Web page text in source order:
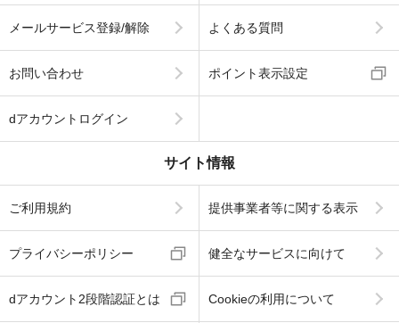
メールサービス登録/解除 よくある質問
お問い合わせ ポイント表示設定
dアカウントログイン
サイト情報
ご利用規約 提供事業者等に関する表示
プライバシーポリシー 健全なサービスに向けて
dアカウント2段階認証とは Cookieの利用について